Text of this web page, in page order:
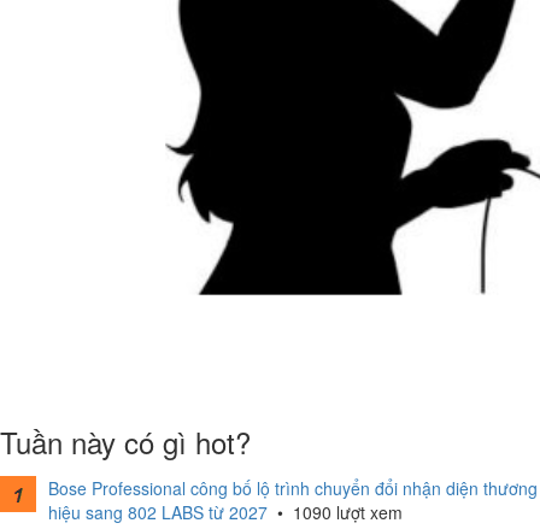
Tuần này có gì hot?
Bose Professional công bố lộ trình chuyển đổi nhận diện thương
hiệu sang 802 LABS từ 2027 • 1090 lượt xem